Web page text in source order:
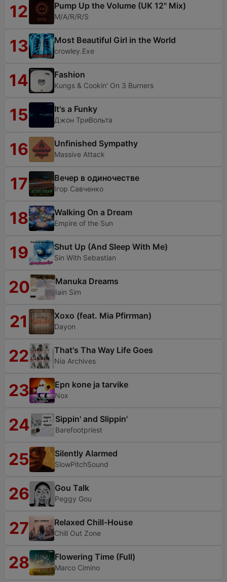
12 Pump Up the Volume (UK 12" Mix)
M/A/R/R/S
13 Most Beautiful Girl in the World
crowley.Exe
14 Fashion
Kungs & Cookin' On 3 Burners
15 It's a Funky
Джон ТриВольта
16 Unfinished Sympathy
Massive Attack
17 Вечер в одиночестве
Ігор Савченко
18 Walking On a Dream
Empire of the Sun
19 Shut Up (And Sleep With Me)
Sin With Sebastian
20 Manuka Dreams
Iain Sim
21 Xoxo (feat. Mia Pfirrman)
Dayon
22 That's Tha Way Life Goes
Nia Archives
23 Epn kone ja tarvike
Nox
24 Sippin' and Slippin'
Barefootpriest
25 Silently Alarmed
SlowPitchSound
26 Gou Talk
Peggy Gou
27 Relaxed Chill-House
Chill Out Zone
28 Flowering Time (Full)
Marco Cimino